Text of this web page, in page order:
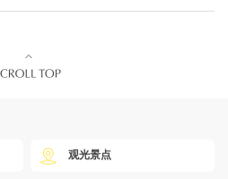
观光景点